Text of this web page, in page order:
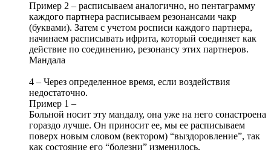
Пример 2 – расписываем аналогично, но пентаграмму
каждого партнера расписываем резонансами чакр
(буквами). Затем с учетом росписи каждого партнера,
начинаем расписывать ифрита, который соединяет как
действие по соединению, резонансу этих партнеров.
Мандала
4 – Через определенное время, если воздействия
недостаточно.
Пример 1 –
Больной носит эту мандалу, она уже на него сонастроена
гораздо лучше. Он приносит ее, мы ее расписываем
поверх новым словом (вектором) “выздоровление”, так
как состояние его “болезни” изменилось.